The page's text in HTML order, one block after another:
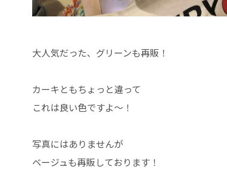
大人気だった、グリーンも再販！
カーキともちょっと違って
これは良い色ですよ〜！
写真にはありませんが
ベージュも再販しております！